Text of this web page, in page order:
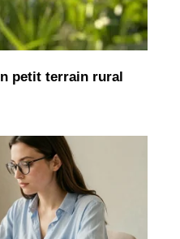
petit terrain rural